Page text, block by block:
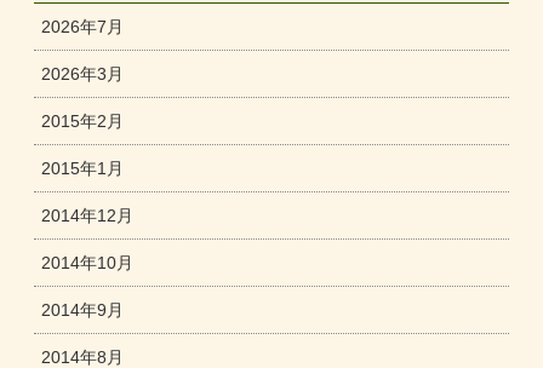
2026年7月
2026年3月
2015年2月
2015年1月
2014年12月
2014年10月
2014年9月
2014年8月